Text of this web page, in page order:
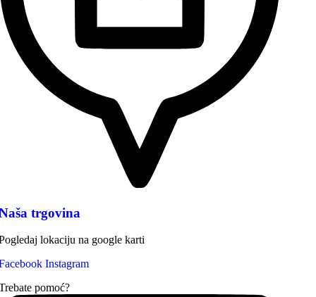
trgovina
lokaciju na google karti
Instagram
pomoć?